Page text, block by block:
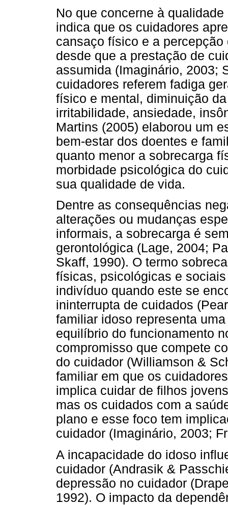
No que concerne à
indica que os cuidadores
cansaço físico e a
desde que a prestação de
assumida (Imaginário, 2003;
cuidadores referem fadiga
físico e mental, diminuição
irritabilidade, ansiedade,
Martins (2005) elaborou um
bem-estar dos doentes e
quanto menor a sobrecarga
morbidade psicológica do
sua qualidade de vida.
Dentre as consequências
alterações ou mudanças
informais, a sobrecarga é
gerontológica (Lage, 2004;
Skaff, 1990). O termo
físicas, psicológicas e
indivíduo quando este se
ininterrupta de cuidados
familiar idoso representa
equilíbrio do funcionamento
compromisso que compete
do cuidador (Williamson &
familiar em que os
implica cuidar de filhos
mas os cuidados com a
plano e esse foco tem
cuidador (Imaginário, 2003;
A incapacidade do idoso
cuidador (Andrasik &
depressão no cuidador
1992). O impacto da